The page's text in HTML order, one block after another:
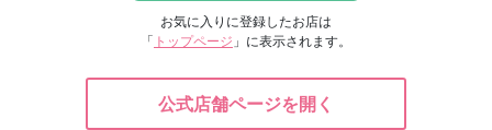
お気に入りに登録したお店は
「 トップページ 」に表示されます。
公式店舗ページを開く